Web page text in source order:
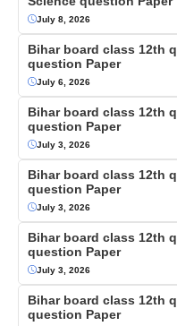
July 8, 2026
Bihar board class 12th
question Paper
July 6, 2026
Bihar board class 12th
question Paper
July 3, 2026
Bihar board class 12th
question Paper
July 3, 2026
Bihar board class 12th
question Paper
July 3, 2026
Bihar board class 12th
question Paper